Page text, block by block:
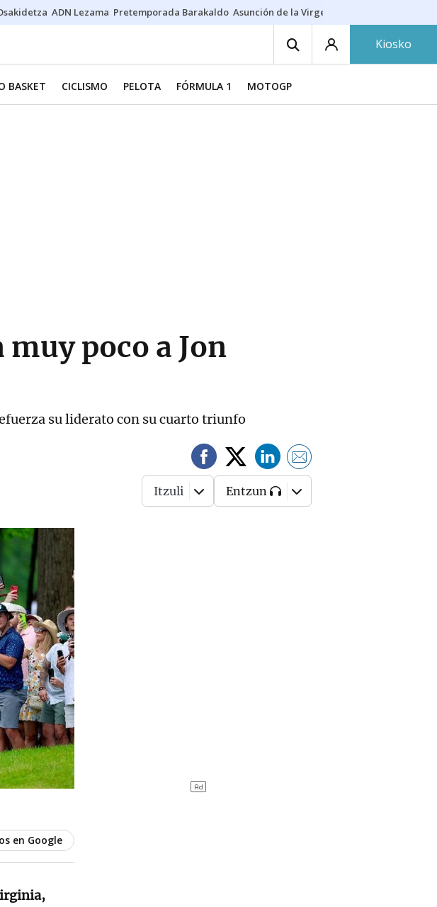
ADN Lezama Pretemporada Barakaldo Asunción de la Virgen
Kiosko
BASKET CICLISMO PELOTA FÓRMULA 1 MOTOGP
muy poco a Jon
su liderato con su cuarto triunfo
Itzuli Entzun
en Google